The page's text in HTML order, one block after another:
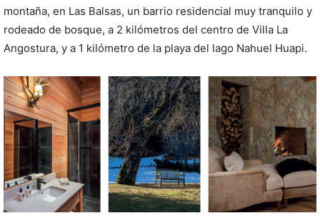
montaña, en Las Balsas, un barrio residencial muy tranquilo y
rodeado de bosque, a 2 kilómetros del centro de Villa La
Angostura, y a 1 kilómetro de la playa del lago Nahuel Huapi.